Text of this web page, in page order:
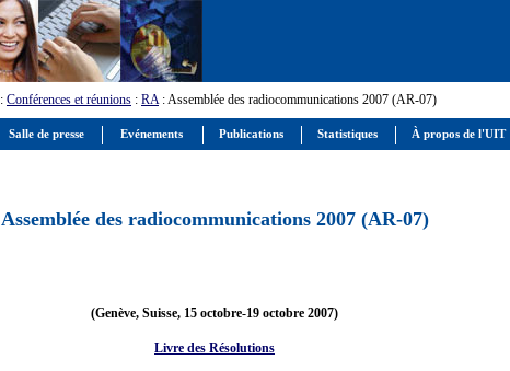
: Conférences et réunions : RA: Assemblée des radiocommunications 2007 (AR-07)
Assemblée des radiocommunications 2007 (AR-07)
(Genève, Suisse, 15 octobre-19 octobre 2007)
Livre des Résolutions
Salle de presse Evénements Publications Statistiques À propos de l'UIT